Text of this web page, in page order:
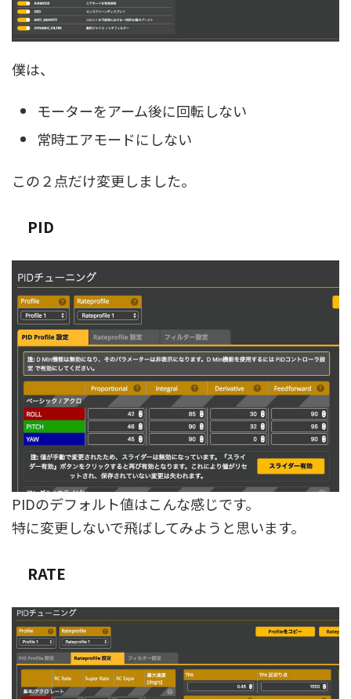
僕は、
モーターをアーム後に回転しない
常時エアモードにしない
この２点だけ変更しました。
PID
PIDのデフォルト値はこんな感じです。
特に変更しないで飛ばしてみようと思います。
RATE